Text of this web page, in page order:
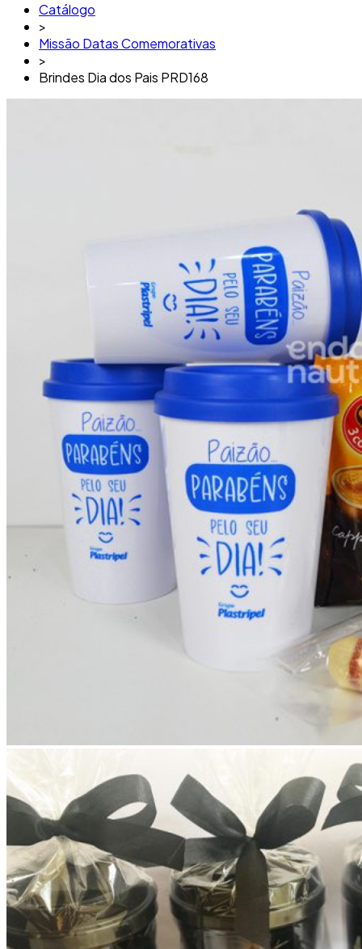
Catálogo
>
Missão Datas Comemorativas
>
Brindes Dia dos Pais PRD168